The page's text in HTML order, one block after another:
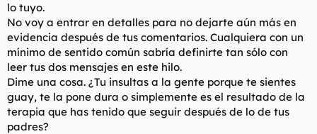
lo tuyo.
No voy a entrar en detalles para no dejarte aún más en
evidencia después de tus comentarios. Cualquiera con un
mínimo de sentido común sabría definirte tan sólo con
leer tus dos mensajes en este hilo.
Dime una cosa. ¿Tu insultas a la gente porque te sientes
guay, te la pone dura o simplemente es el resultado de la
terapia que has tenido que seguir después de lo de tus
padres?